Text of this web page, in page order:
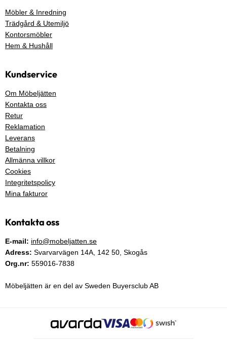
Möbler & Inredning
Trädgård & Utemiljö
Kontorsmöbler
Hem & Hushåll
Kundservice
Om Möbeljätten
Kontakta oss
Retur
Reklamation
Leverans
Betalning
Allmänna villkor
Cookies
Integritetspolicy
Mina fakturor
Kontakta oss
E-mail: info@mobeljatten.se
Adress: Svarvarvägen 14A, 142 50, Skogås
Org.nr: 559016-7838
Möbeljätten är en del av Sweden Buyersclub AB